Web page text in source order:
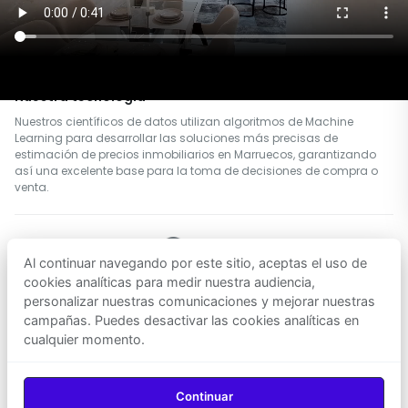
relacionados con el mercado inmobiliario en Marruecos, incluidas
ofertas, transacciones, datos catastrales, datos
sociodemográficos y mucho más, para proporcionar una
Nuestra tecnología
Nuestros científicos de datos utilizan algoritmos de Machine
Learning para desarrollar las soluciones más precisas de
estimación de precios inmobiliarios en Marruecos, garantizando
así una excelente base para la toma de decisiones de compra o
venta.
SÍGUENOS
Descargar en
App Store
Descargar en
© 2026Agenz— Todos los derechos reservados.
Al continuar navegando por este sitio, aceptas el uso de
cookies analíticas para medir nuestra audiencia,
personalizar nuestras comunicaciones y mejorar nuestras
campañas. Puedes desactivar las cookies analíticas en
cualquier momento.
Continuar